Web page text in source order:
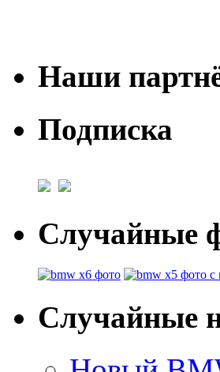
Наши
Подписка
Случайные
Случайные